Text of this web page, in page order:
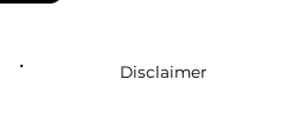
• Disclaimer